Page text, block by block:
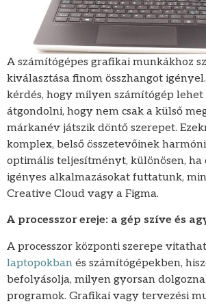
A számítógépes grafikai munkákhoz
kiválasztása finom összhangot
kérdés, hogy milyen számítógép lehet
átgondolni, hogy nem csak a külső
márkanév játszik döntő szerepet.
komplex, belső összetevőinek
optimális teljesítményt, különösen,
igényes alkalmazásokat futtatunk,
Creative Cloud vagy a Figma.
A processzor ereje: a gép szíve és
A processzor központi szerepe
laptopokban és számítógépekben,
befolyásolja, milyen gyorsan
programok. Grafikai vagy tervezési